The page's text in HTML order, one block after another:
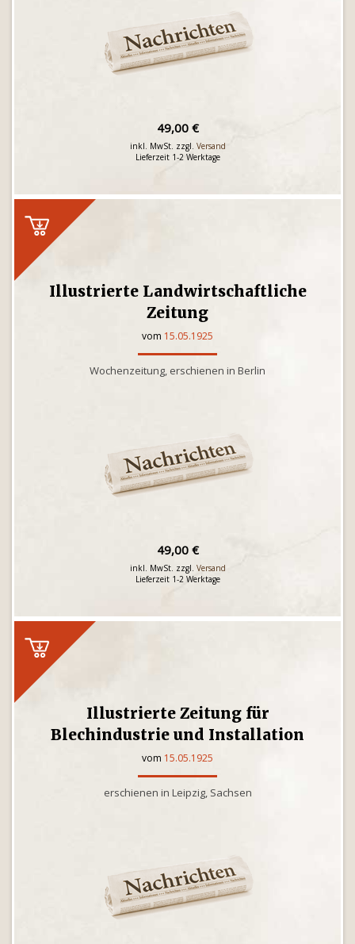
49,00 €
inkl. MwSt. zzgl. Versand
Lieferzeit 1-2 Werktage
Illustrierte Landwirtschaftliche
Zeitung
vom 15.05.1925
Wochenzeitung, erschienen in Berlin
49,00 €
inkl. MwSt. zzgl. Versand
Lieferzeit 1-2 Werktage
Illustrierte Zeitung für
Blechindustrie und Installation
vom 15.05.1925
erschienen in Leipzig, Sachsen